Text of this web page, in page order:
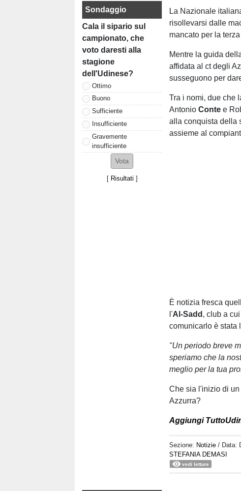
Sondaggio
Cala il sipario sul
campionato, che
voto daresti alla
stagione
dell'Udinese?
Ottimo
Buono
Sufficiente
Insufficiente
Gravemente
insufficiente
[ Risultati ]
La Nazionale
risollevarsi dalle
mancato per la
Mentre la guida
affidata al ct degli
susseguono per
Tra i nomi, due che
AntonioConte e
alla conquista della
assieme al
È notizia fresca
l'Al-Sadd , club a
comunicarlo è stata
"Un periodo breve
speriamo che la
meglio per la tua
Che sia l'inizio di
Azzurra?
Aggiungi
Sezione: Notizie / Data:
STEFANIA DEMASI
vedi letture